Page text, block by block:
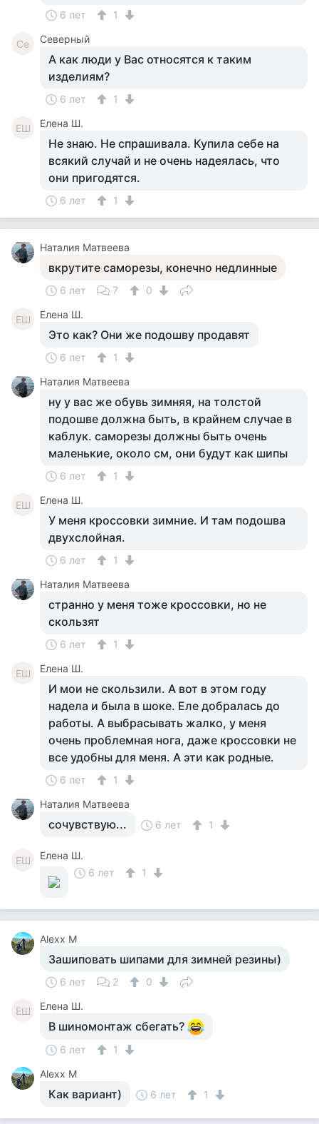
6 лет 1
Се Северный
А как люди у Вас относятся к таким
изделиям?
6 лет 1
ЕШ Елена Ш.
Не знаю. Не спрашивала. Купила себе на
всякий случай и не очень надеялась, что
они пригодятся.
6 лет 1
Наталия Матвеева
вкрутите саморезы, конечно недлинные
6 лет 7 0
ЕШ Елена Ш.
Это как? Они же подошву продавят
6 лет
1
Наталия Матвеева
ну у вас же обувь зимняя, на толстой
подошве должна быть, в крайнем случае в
каблук. саморезы должны быть очень
маленькие, около см, они будут как шипы
6 лет 1
ЕШ Елена Ш.
У меня кроссовки зимние. И там подошва
двухслойная.
6 лет
1
Наталия Матвеева
странно у меня тоже кроссовки, но не
скользят
6 лет 1
ЕШ Елена Ш.
И мои не скользили. А вот в этом году
надела и была в шоке. Еле добралась до
работы. А выбрасывать жалко, у меня
очень проблемная нога, даже кроссовки не
все удобны для меня. А эти как родные.
6 лет
1
Наталия Матвеева
сочувствую... 6 лет 1
ЕШ
Елена Ш.
6 лет
1
Alexx M
Зашиповать шипами для зимней резины)
6 лет 2 0
ЕШ Елена Ш.
В шиномонтаж сбегать?
6 лет
1
Alexx M
Как вариант) 6 лет 1